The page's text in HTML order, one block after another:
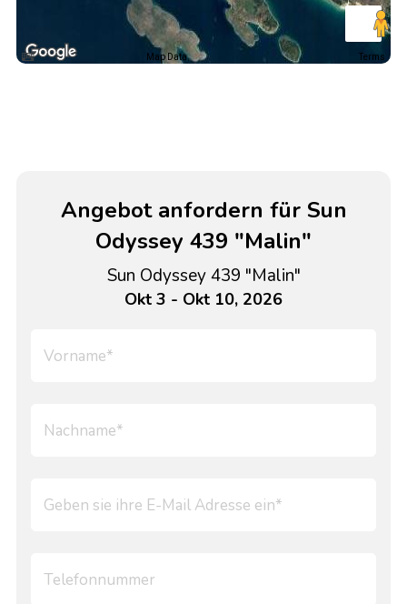
Map Data Terms
Angebot anfordern für Sun
Odyssey 439 "Malin"
Sun Odyssey 439 "Malin"
Okt 3 - Okt 10, 2026